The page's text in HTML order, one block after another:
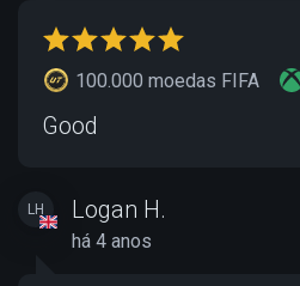
100.000 moedas FIFA
Good
LH Logan H.
há 4 anos